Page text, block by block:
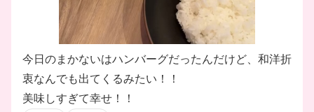
今日のまかないはハンバーグだったんだけど、和洋折
衷なんでも出てくるみたい！！
美味しすぎて幸せ！！